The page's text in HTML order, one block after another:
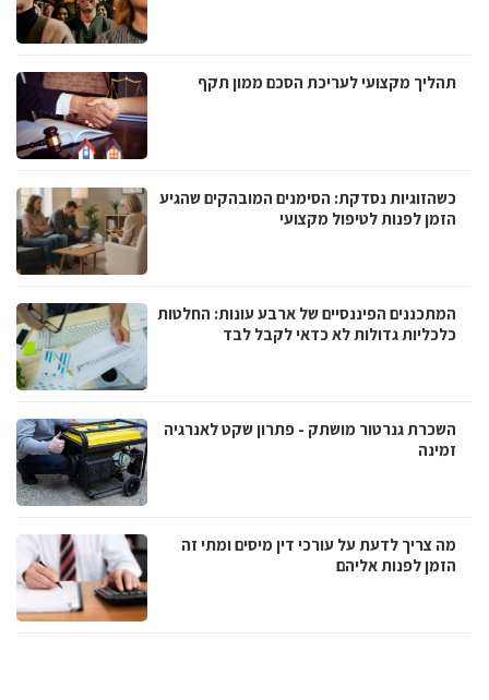
תהליך מקצועי לעריכת הסכם ממון תקף
כשהזוגיות נסדקת: הסימנים המובהקים שהגיע
הזמן לפנות לטיפול מקצועי
המתכננים הפיננסיים של ארבע עונות: החלטות
כלכליות גדולות לא כדאי לקבל לבד
השכרת גנרטור מושתק - פתרון שקט לאנרגיה
זמינה
מה צריך לדעת על עורכי דין מיסים ומתי זה
הזמן לפנות אליהם